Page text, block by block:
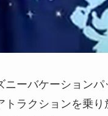
ニーバケーション
トラクションを乗